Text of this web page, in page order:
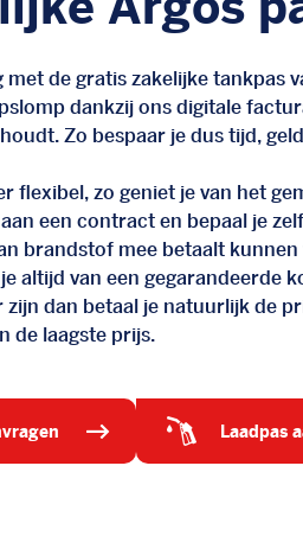
de gratis zakelijke tankpas
dankzij ons digitale
Zo bespaar je dus tijd,
flexibel, zo geniet je van het
een contract en bepaal je
brandstof mee betaalt kunnen
altijd van een gegarandeerde
dan betaal je natuurlijk de
de laagste prijs.
laadpas